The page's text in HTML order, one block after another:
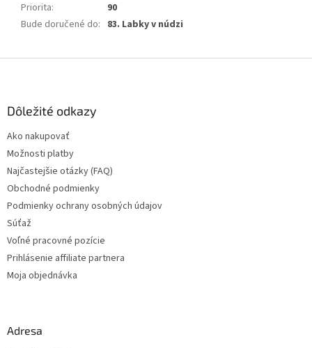
Priorita:
90
Bude doručené do: 83. Labky v núdzi
Dôležité odkazy
Ako nakupovať
Možnosti platby
Najčastejšie otázky (FAQ)
Obchodné podmienky
Podmienky ochrany osobných údajov
Súťaž
Voľné pracovné pozície
Prihlásenie affiliate partnera
Moja objednávka
Adresa